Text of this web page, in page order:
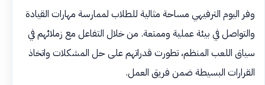
وفر اليوم الترفيهي مساحة مثالية للطلاب لممارسة مهارات القيادة
والتواصل في بيئة عملية وممتعة. من خلال التفاعل مع زملائهم في
سياق اللعب المنظم، تطورت قدراتهم على حل المشكلات واتخاذ
القرارات البسيطة ضمن فريق العمل.